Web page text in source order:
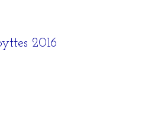
2016